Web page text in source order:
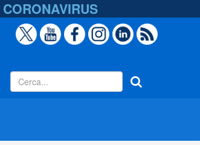
CORONAVIRUS